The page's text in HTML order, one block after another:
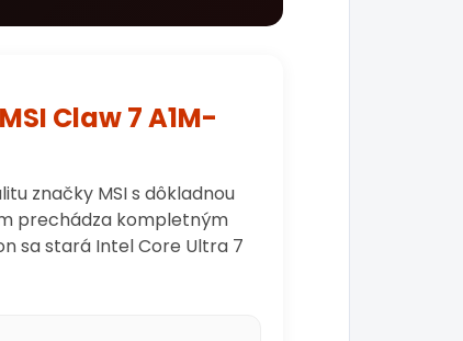
Claw 7 A1M-
značky MSI s dôkladnou
prechádza kompletným
sa stará Intel Core Ultra 7